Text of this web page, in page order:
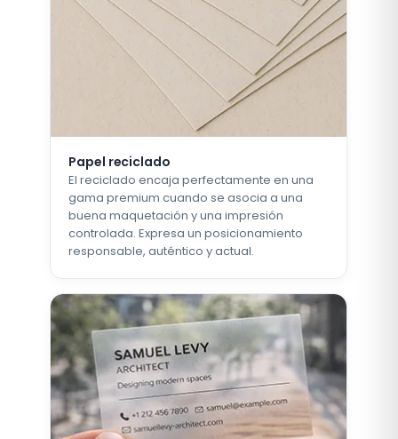
Papel reciclado
El reciclado encaja perfectamente en una
gama premium cuando se asocia a una
buena maquetación y una impresión
controlada. Expresa un posicionamiento
responsable, auténtico y actual.